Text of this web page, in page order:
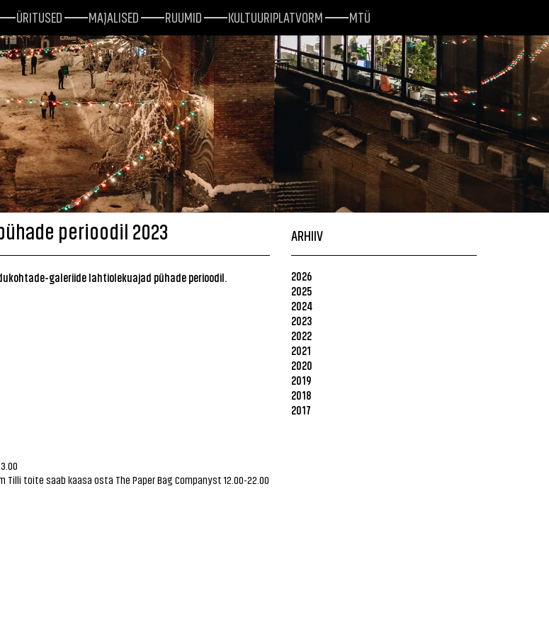
ÜRITUSED MAJALISED RUUMID KULTUURIPLATVORM MTÜ
perioodil 2023
galeriide lahtiolekuajad pühade perioodil.
Tilli toite saab kaasa osta The Paper Bag Companyst 12.00-22.00
ARHIIV
2026
2025
2024
2023
2022
2021
2020
2019
2018
2017